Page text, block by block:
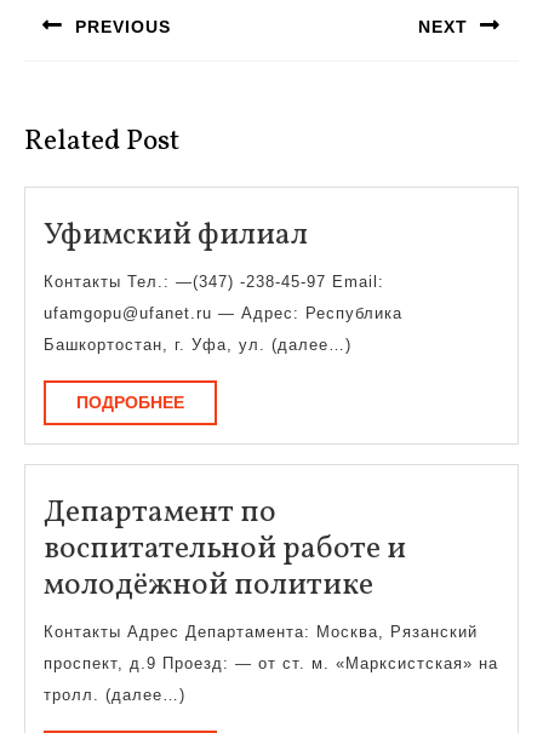
записям
PREVIOUS NEXT
Related Post
Уфимский филиал
филиал
Контакты Тел.: —(347) -238-45-97 Email:
ufamgopu@ufanet.ru — Адрес: Республика
Башкортостан, г. Уфа, ул. (далее…)
ПОДРОБНЕЕПОДРОБНЕЕ
Департамент по
воспитательной работе и
молодёжной политике
по
Контакты Адрес Департамента: Москва, Рязанский
проспект, д.9 Проезд: — от ст. м. «Марксистская» на
тролл. (далее…)